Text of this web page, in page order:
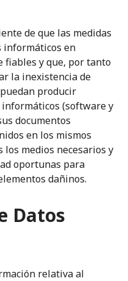
de que las medidas
informáticos en
fiables y que, por tanto
la inexistencia de
producir
(software y
documentos
en los mismos
medios necesarios y
oportunas para
dañinos.
Datos
relativa al